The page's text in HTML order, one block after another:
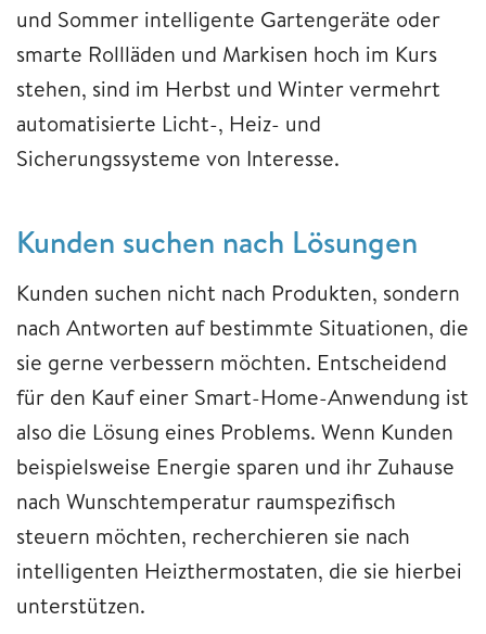
und Sommer intelligente Gartengeräte oder
smarte Rollläden und Markisen hoch im Kurs
stehen, sind im Herbst und Winter vermehrt
automatisierte Licht-, Heiz- und
Sicherungssysteme von Interesse.
Kunden suchen nach Lösungen
Kunden suchen nicht nach Produkten, sondern
nach Antworten auf bestimmte Situationen, die
sie gerne verbessern möchten. Entscheidend
für den Kauf einer Smart-Home-Anwendung ist
also die Lösung eines Problems. Wenn Kunden
beispielsweise Energie sparen und ihr Zuhause
nach Wunschtemperatur raumspezifisch
steuern möchten, recherchieren sie nach
intelligenten Heizthermostaten, die sie hierbei
unterstützen.